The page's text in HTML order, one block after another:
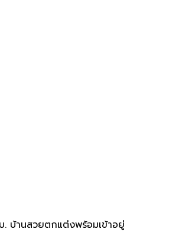
. บ้านสวยตกแต่งพร้อมเข้าอยู่